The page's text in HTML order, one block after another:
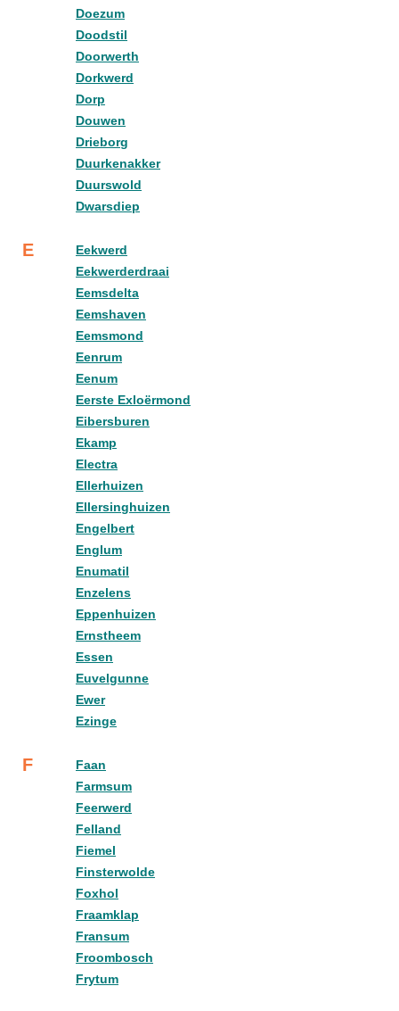
Doezum
Doodstil
Doorwerth
Dorkwerd
Dorp
Douwen
Drieborg
Duurkenakker
Duurswold
Dwarsdiep
E
Eekwerd
Eekwerderdraai
Eemsdelta
Eemshaven
Eemsmond
Eenrum
Eenum
Eerste Exloërmond
Eibersburen
Ekamp
Electra
Ellerhuizen
Ellersinghuizen
Engelbert
Englum
Enumatil
Enzelens
Eppenhuizen
Ernstheem
Essen
Euvelgunne
Ewer
Ezinge
F
Faan
Farmsum
Feerwerd
Felland
Fiemel
Finsterwolde
Foxhol
Fraamklap
Fransum
Froombosch
Frytum